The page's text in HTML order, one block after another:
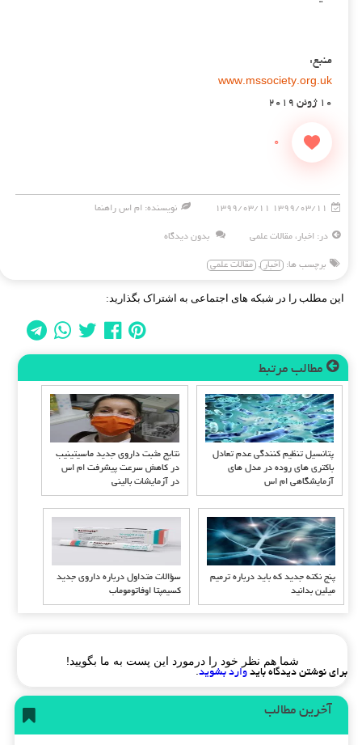
منبع:
www.mssociety.org.uk
۱۰ ژوئن ۲۰۱۹
0
۱۳۹۹/۰۳/۱۱ ۱۳۹۹/۰۳/۱۱ نویسنده: ام اس راهنما
در: اخبار ، مقالات علمی بدون دیدگاه
برچسب ها: اخبار , مقالات علمی
این مطلب را در شبکه های اجتماعی به اشتراک بگذارید:
مطالب مرتبط
پتانسیل تنظیم کنندگی عدم تعادل
باکتری های روده در مدل های
آزمایشگاهی ام اس
نتایج مثبت داروی جدید ماسیتینیب
در کاهش سرعت پیشرفت ام اس
در آزمایشات بالینی
پنج نکته جدید که باید درباره ترمیم
میلین بدانید
سؤالات متداول درباره داروی جدید
کسیمپتا اوفاتوموماب
شما هم نظر خود را درمورد این پست به ما بگویید!
برای نوشتن دیدگاه باید وارد بشوید.
آخرین مطالب